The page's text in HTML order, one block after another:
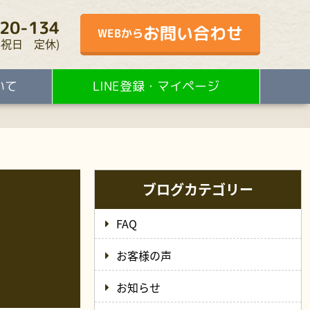
134
祝日 定休)
WEBからお問い合わせ
て LINE登録・マイページ
ブログカテゴリー
FAQ
お客様の声
お知らせ